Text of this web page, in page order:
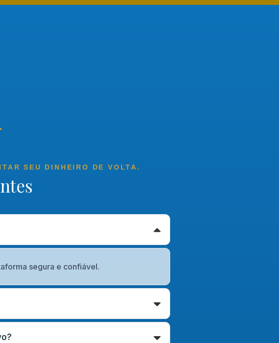
SEU DINHEIRO DE VOLTA.
segura e confiável.